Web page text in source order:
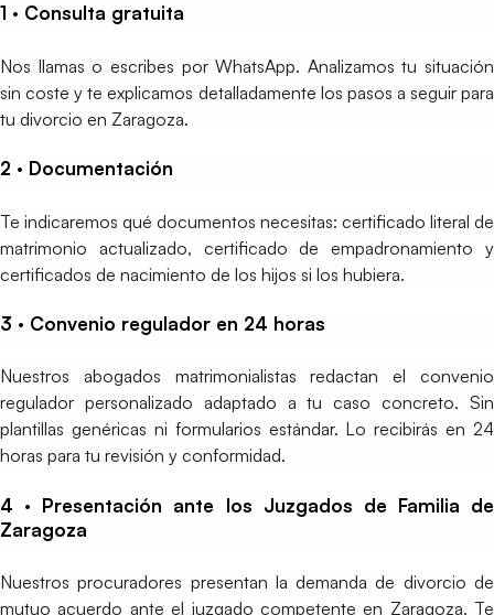
1 · Consulta gratuita
Nos llamas o escribes por WhatsApp. Analizamos tu situación
sin coste y te explicamos detalladamente los pasos a seguir para
tu divorcio en Zaragoza.
2 · Documentación
Te indicaremos qué documentos necesitas: certificado literal de
matrimonio actualizado, certificado de empadronamiento y
certificados de nacimiento de los hijos si los hubiera.
3 · Convenio regulador en 24 horas
Nuestros abogados matrimonialistas redactan el convenio
regulador personalizado adaptado a tu caso concreto. Sin
plantillas genéricas ni formularios estándar. Lo recibirás en 24
horas para tu revisión y conformidad.
4 · Presentación ante los Juzgados de Familia de
Zaragoza
Nuestros procuradores presentan la demanda de divorcio de
mutuo acuerdo ante el juzgado competente en Zaragoza. Te